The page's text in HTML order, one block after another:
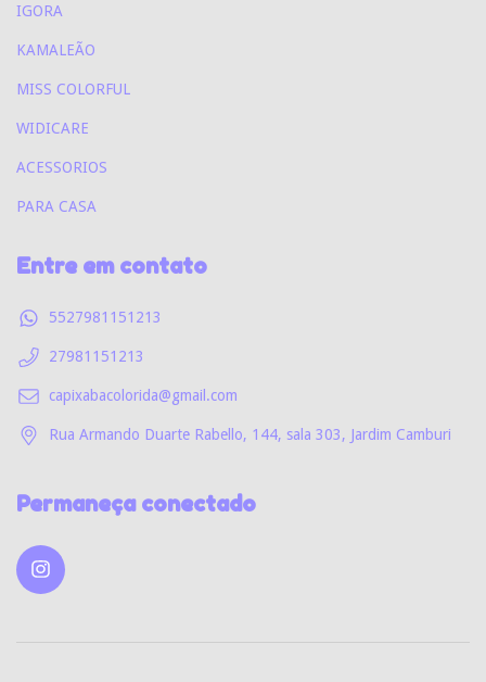
IGORA
KAMALEÃO
MISS COLORFUL
WIDICARE
ACESSORIOS
PARA CASA
Entre em contato
5527981151213
27981151213
capixabacolorida@gmail.com
Rua Armando Duarte Rabello, 144, sala 303, Jardim Camburi
Permaneça conectado